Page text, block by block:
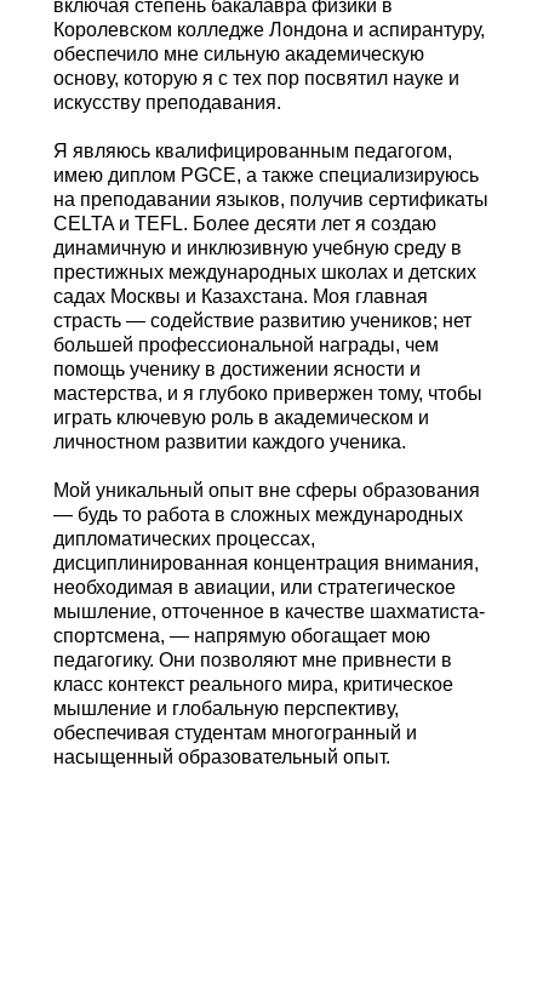
включая степень бакалавра физики в
Королевском колледже Лондона и аспирантуру,
обеспечило мне сильную академическую
основу, которую я с тех пор посвятил науке и
искусству преподавания.
Я являюсь квалифицированным педагогом,
имею диплом PGCE, а также специализируюсь
на преподавании языков, получив сертификаты
CELTA и TEFL. Более десяти лет я создаю
динамичную и инклюзивную учебную среду в
престижных международных школах и детских
садах Москвы и Казахстана. Моя главная
страсть — содействие развитию учеников; нет
большей профессиональной награды, чем
помощь ученику в достижении ясности и
мастерства, и я глубоко привержен тому, чтобы
играть ключевую роль в академическом и
личностном развитии каждого ученика.
Мой уникальный опыт вне сферы образования
— будь то работа в сложных международных
дипломатических процессах,
дисциплинированная концентрация внимания,
необходимая в авиации, или стратегическое
мышление, отточенное в качестве шахматиста-
спортсмена, — напрямую обогащает мою
педагогику. Они позволяют мне привнести в
класс контекст реального мира, критическое
мышление и глобальную перспективу,
обеспечивая студентам многогранный и
насыщенный образовательный опыт.